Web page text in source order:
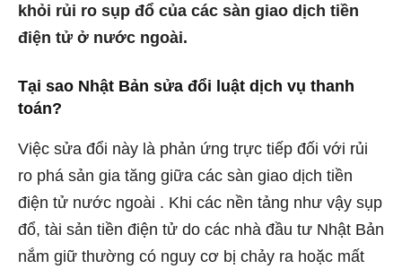
khỏi rủi ro sụp đổ của các sàn giao dịch tiền
điện tử ở nước ngoài.
Tại sao Nhật Bản sửa đổi luật dịch vụ thanh
toán?
Việc sửa đổi này là phản ứng trực tiếp đối với rủi
ro phá sản gia tăng giữa các sàn giao dịch tiền
điện tử nước ngoài . Khi các nền tảng như vậy sụp
đổ, tài sản tiền điện tử do các nhà đầu tư Nhật Bản
nắm giữ thường có nguy cơ bị chảy ra hoặc mất